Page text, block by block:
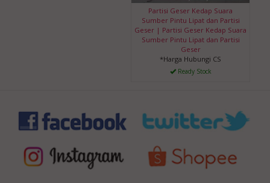
Partisi Geser Kedap Suara
Sumber Pintu Lipat dan Partisi
Geser | Partisi Geser Kedap Suara
Sumber Pintu Lipat dan Partisi
Geser
*Harga Hubungi CS
Ready Stock